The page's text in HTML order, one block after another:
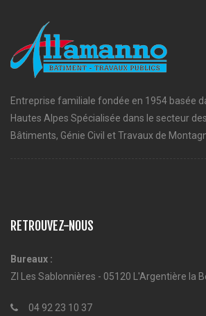
Entreprise familiale fondée en 1954 basée
Hautes Alpes Spécialisée dans le secteur
Bâtiments, Génie Civil et Travaux de
RETROUVEZ-NOUS
Bureaux :
ZI Les Sablonnières - 05120 L'Argentière la
04 92 23 10 37